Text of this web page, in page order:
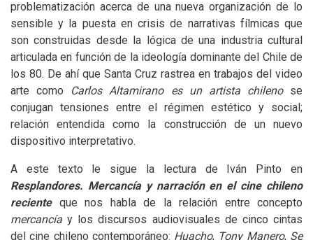
problematización acerca de una nueva organización de lo
sensible y la puesta en crisis de narrativas fílmicas que
son construidas desde la lógica de una industria cultural
articulada en función de la ideología dominante del Chile de
los 80. De ahí que Santa Cruz rastrea en trabajos del video
arte como Carlos Altamirano es un artista chilenose
conjugan tensiones entre el régimen estético y social;
relación entendida como la construcción de un nuevo
dispositivo interpretativo.
A este texto le sigue la lectura de Iván Pinto en
Resplandores. Mercancía y narración en el cine chileno
recienteque nos habla de la relación entre concepto
mercancía y los discursos audiovisuales de cinco cintas
del cine chileno contemporáneo: Huacho, Tony Manero, Se